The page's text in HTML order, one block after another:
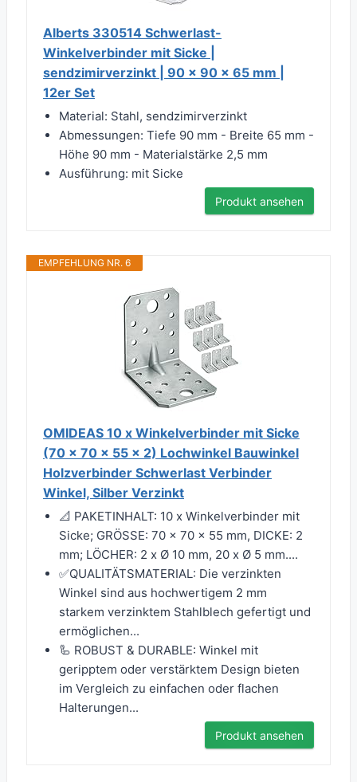
Alberts 330514 Schwerlast-
Winkelverbinder mit Sicke |
sendzimirverzinkt | 90 x 90 x 65 mm |
12er Set
Material: Stahl, sendzimirverzinkt
Abmessungen: Tiefe 90 mm - Breite 65 mm -
Höhe 90 mm - Materialstärke 2,5 mm
Ausführung: mit Sicke
Produkt ansehen
EMPFEHLUNG NR. 6
OMIDEAS 10 x Winkelverbinder mit Sicke
(70 x 70 x 55 x 2) Lochwinkel Bauwinkel
Holzverbinder Schwerlast Verbinder
Winkel, Silber Verzinkt
📐 PAKETINHALT: 10 x Winkelverbinder mit
Sicke; GRÖSSE: 70 x 70 x 55 mm, DICKE: 2
mm; LÖCHER: 2 x Ø 10 mm, 20 x Ø 5 mm....
✅QUALITÄTSMATERIAL: Die verzinkten
Winkel sind aus hochwertigem 2 mm
starkem verzinktem Stahlblech gefertigt und
ermöglichen...
🦾 ROBUST & DURABLE: Winkel mit
geripptem oder verstärktem Design bieten
im Vergleich zu einfachen oder flachen
Halterungen...
Produkt ansehen